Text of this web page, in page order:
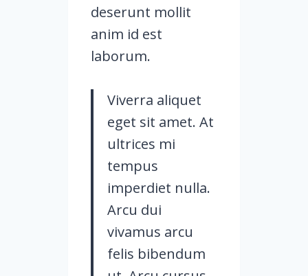
deserunt mollit
anim id est
laborum.
Viverra aliquet
eget sit amet. At
ultrices mi
tempus
imperdiet nulla.
Arcu dui
vivamus arcu
felis bibendum